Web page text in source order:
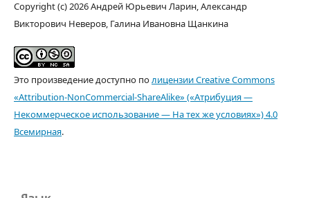
Copyright (c) 2026 Андрей Юрьевич Ларин, Александр
Викторович Неверов, Галина Ивановна Щанкина
Это произведение доступно полицензии Creative Commons
«Attribution-NonCommercial-ShareAlike» («Атрибуция —
Некоммерческое использование — На тех же условиях») 4.0
Всемирная.